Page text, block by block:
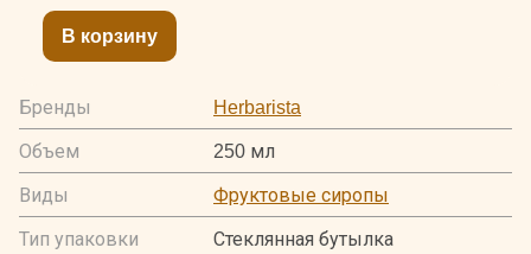
В корзину
Бренды
Herbarista
Объем
250 мл
Виды
Фруктовые сиропы
Тип упаковки
Стеклянная бутылка